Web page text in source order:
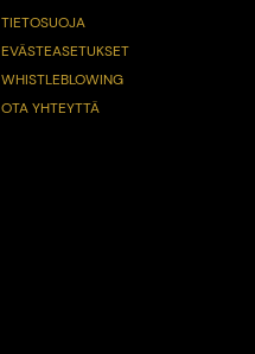
TIETOSUOJA
EVÄSTEASETUKSET
WHISTLEBLOWING
OTA YHTEYTTÄ